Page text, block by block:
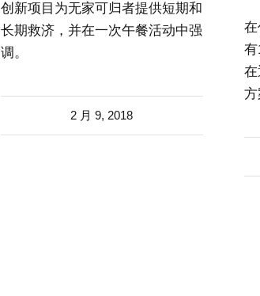
创新项目为无家可归者提供短期和
长期救济，并在一次午餐活动中强
调。
2 月 9, 2018
在
方